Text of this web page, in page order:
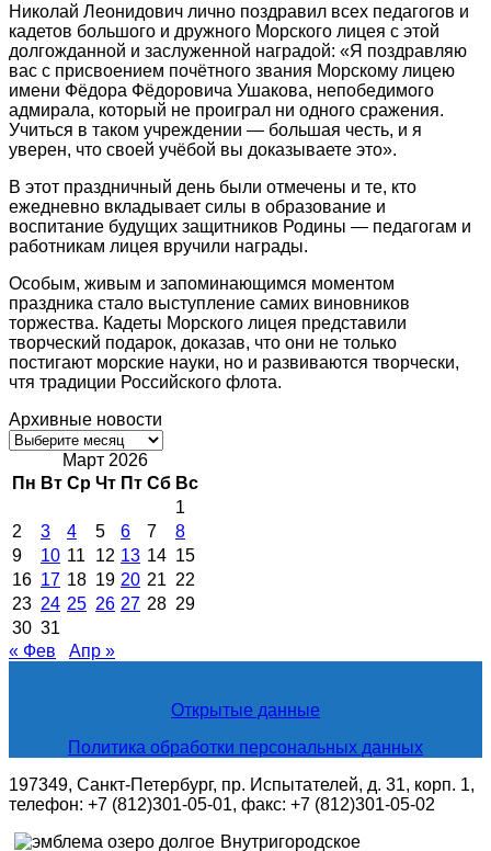
Николай Леонидович лично поздравил всех педагогов и
кадетов большого и дружного Морского лицея с этой
долгожданной и заслуженной наградой: «Я поздравляю
вас с присвоением почётного звания Морскому лицею
имени Фёдора Фёдоровича Ушакова, непобедимого
адмирала, который не проиграл ни одного сражения.
Учиться в таком учреждении — большая честь, и я
уверен, что своей учёбой вы доказываете это».
В этот праздничный день были отмечены и те, кто
ежедневно вкладывает силы в образование и
воспитание будущих защитников Родины — педагогам и
работникам лицея вручили награды.
Особым, живым и запоминающимся моментом
праздника стало выступление самих виновников
торжества. Кадеты Морского лицея представили
творческий подарок, доказав, что они не только
постигают морские науки, но и развиваются творчески,
чтя традиции Российского флота.
Архивные новости
Архивные
новостиМарт 2026
Пн Вт Ср Чт Пт Сб Вс
1
2
3 4 5 6 7
8
9
10 11 12 13 14 15
16 17 18 19 20 21 22
23 24 25 26 27 28 29
30 31
« Фев
Апр »
Открытые данные
Политика обработки персональных данных
197349, Санкт-Петербург, пр. Испытателей, д. 31, корп. 1,
телефон: +7 (812)301-05-01, факс: +7 (812)301-05-02
Внутригородское